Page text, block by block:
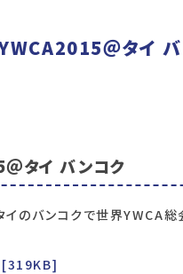
＠タイ
タイ バンコク
のバンコクで世界YWCA総
[319KB]